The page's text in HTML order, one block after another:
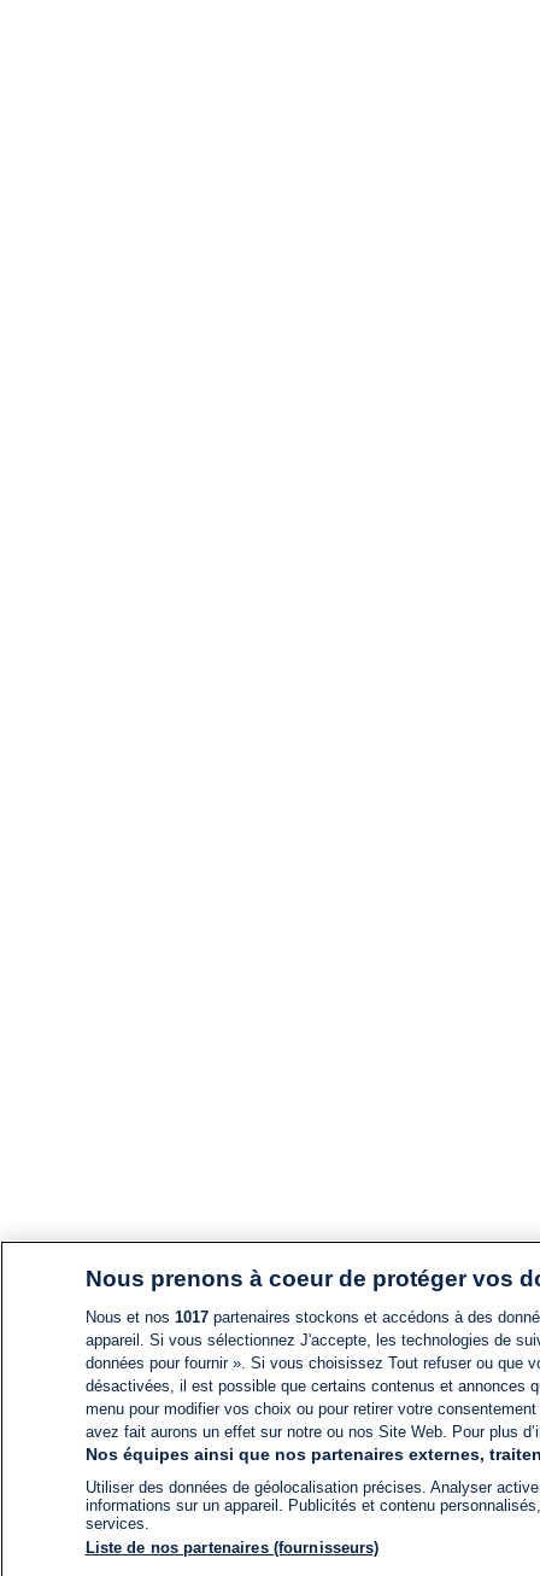
Nous prenons à coeur de protéger vos
Nous et nos 1017partenaires stockons et accédons à des
appareil. Si vous sélectionnez J'accepte, les technologies de
données pour fournir ». Si vous choisissez Tout refuser ou
désactivées, il est possible que certains contenus et annonces
menu pour modifier vos choix ou pour retirer votre
avez fait aurons un effet sur notre ou nos Site Web. Pour plus
Nos équipes ainsi que nos partenaires externes,
Utiliser des données de géolocalisation précises. Analyser
informations sur un appareil. Publicités et contenu
services.
Liste de nos partenaires (fournisseurs)